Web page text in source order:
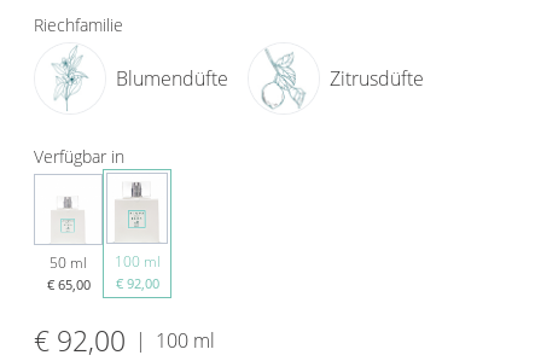
Verfügbar in
50 ml
€ 65,00
100 ml
€ 92,00
Riechfamilie
Blumendüfte Zitrusdüfte
€ 92,00 | 100 ml